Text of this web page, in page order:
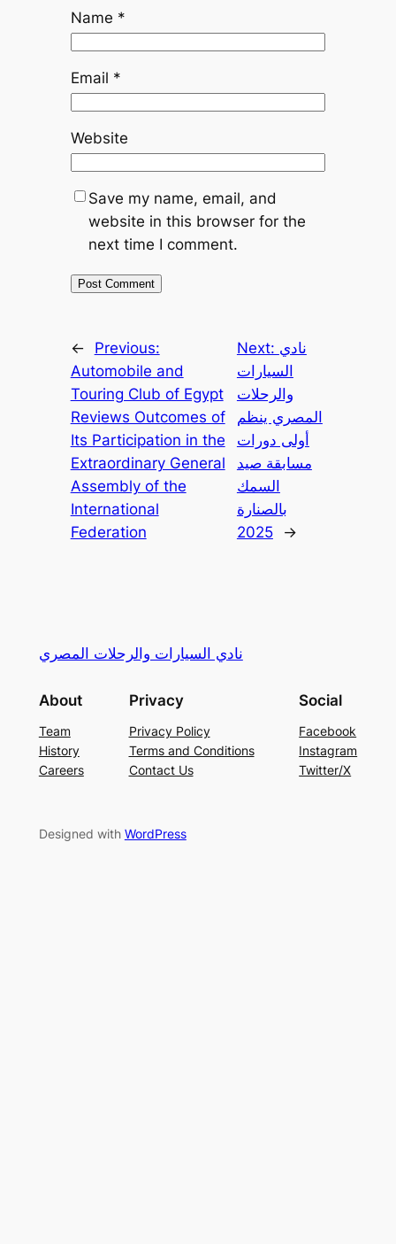
Name *
Email *
Website
Save my name, email, and
website in this browser for the
next time I comment.
←
Previous:
Automobile and
Touring Club of Egypt
Reviews Outcomes of
Its Participation in the
Extraordinary General
Assembly of the
International
Federation
Next: نادي
السيارات
والرحلات
المصري ينظم
أولى دورات
مسابقة صيد
السمك
بالصنارة
2025
→
نادي السيارات والرحلات المصري
About
Team
History
Careers
Privacy
Privacy Policy
Terms and Conditions
Contact Us
Social
Facebook
Instagram
Twitter/X
Designed with WordPress